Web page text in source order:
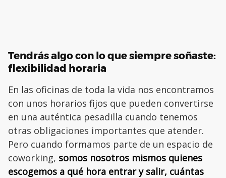
Tendrás algo con lo que siempre soñaste:
flexibilidad horaria
En las oficinas de toda la vida nos encontramos
con unos horarios fijos que pueden convertirse
en una auténtica pesadilla cuando tenemos
otras obligaciones importantes que atender.
Pero cuando formamos parte de un espacio de
coworking, somos nosotros mismos quienes
escogemos a qué hora entrar y salir, cuántas